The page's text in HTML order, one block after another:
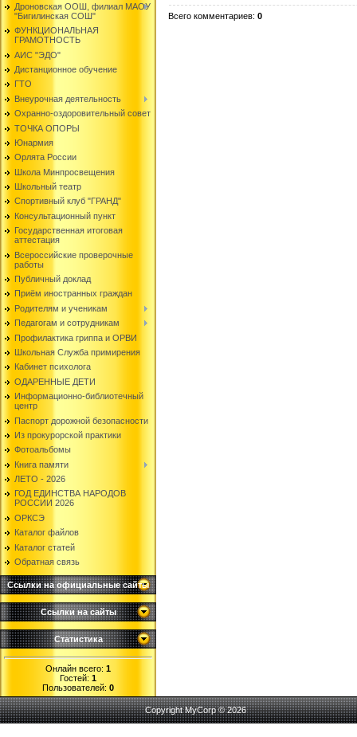
Дроновская ООШ, филиал МАОУ
"Бигилинская СОШ"
ФУНКЦИОНАЛЬНАЯ
ГРАМОТНОСТЬ
АИС "ЭДО"
Дистанционное обучение
ГТО
Внеурочная деятельность
Охранно-оздоровительный совет
ТОЧКА ОПОРЫ
Юнармия
Орлята России
Школа Минпросвещения
Школьный театр
Спортивный клуб "ГРАНД"
Консультационный пункт
Государственная итоговая
аттестация
Всероссийские проверочные
работы
Публичный доклад
Приём иностранных граждан
Родителям и ученикам
Педагогам и сотрудникам
Профилактика гриппа и ОРВИ
Школьная Служба примирения
Кабинет психолога
ОДАРЕННЫЕ ДЕТИ
Информационно-библиотечный
центр
Паспорт дорожной безопасности
Из прокурорской практики
Фотоальбомы
Книга памяти
ЛЕТО - 2026
ГОД ЕДИНСТВА НАРОДОВ
РОССИИ 2026
ОРКСЭ
Каталог файлов
Каталог статей
Обратная связь
Ссылки на официальные сайты
Ссылки на сайты
Статистика
Онлайн всего: 1
Гостей: 1
Пользователей: 0
Всего комментариев: 0
Copyright MyCorp © 2026